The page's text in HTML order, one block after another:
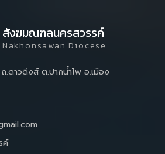
สังฆมณฑลนครสวรรค์
Nakhonsawan Diocese
ดาวดึงส์ ต.ปากน้ำโพ อ.เมือง
ค์